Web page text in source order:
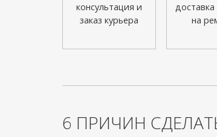
консультация и
заказ курьера
доставка
на
6 ПРИЧИН